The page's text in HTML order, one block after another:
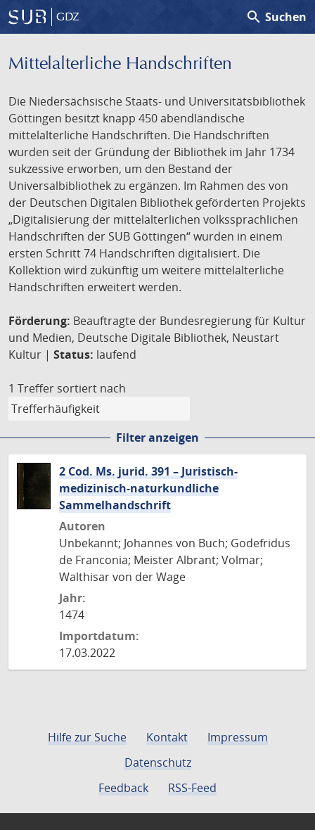
GDZ search Suchen
Mittelalterliche Handschriften
Die Niedersächsische Staats- und Universitätsbibliothek
Göttingen besitzt knapp 450 abendländische
mittelalterliche Handschriften. Die Handschriften
wurden seit der Gründung der Bibliothek im Jahr 1734
sukzessive erworben, um den Bestand der
Universalbibliothek zu ergänzen. Im Rahmen des von
der Deutschen Digitalen Bibliothek geförderten Projekts
„Digitalisierung der mittelalterlichen volkssprachlichen
Handschriften der SUB Göttingen“ wurden in einem
ersten Schritt 74 Handschriften digitalisiert. Die
Kollektion wird zukünftig um weitere mittelalterliche
Handschriften erweitert werden.
Förderung: Beauftragte der Bundesregierung für Kultur
und Medien, Deutsche Digitale Bibliothek, Neustart
Kultur | Status: laufend
1 Treffer sortiert nach
Filter anzeigen
2 Cod. Ms. jurid. 391 – Juristisch-
medizinisch-naturkundliche
Sammelhandschrift
Autoren
Unbekannt; Johannes von Buch; Godefridus
de Franconia; Meister Albrant; Volmar;
Walthisar von der Wage
Jahr:
1474
Importdatum:
17.03.2022
Hilfe zur Suche Kontakt
Impressum
Datenschutz
Feedback
RSS-Feed